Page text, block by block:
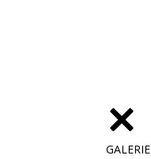
GALERIE